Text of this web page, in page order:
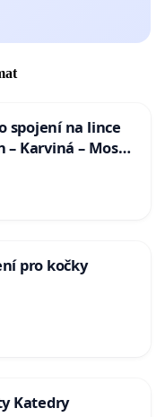
spojení na lince
– Karviná – Mosty
pro kočky
Katedry